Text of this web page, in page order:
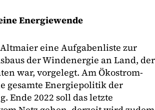
Energiewende
eine Aufgabenliste zur
der Windenergie an Land, der
war, vorgelegt. Am Ökostrom-
gesamte Energiepolitik der
Ende 2022 soll das letzte